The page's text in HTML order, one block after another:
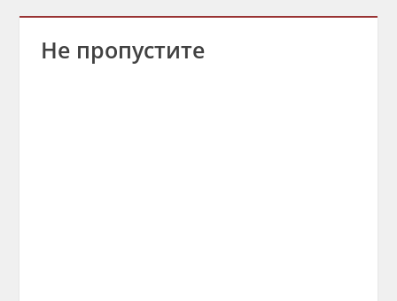
Не пропустите